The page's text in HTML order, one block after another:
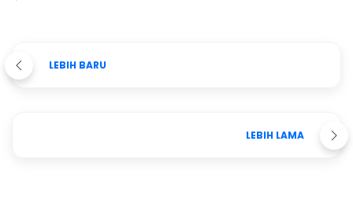
LEBIH BARU
LEBIH LAMA